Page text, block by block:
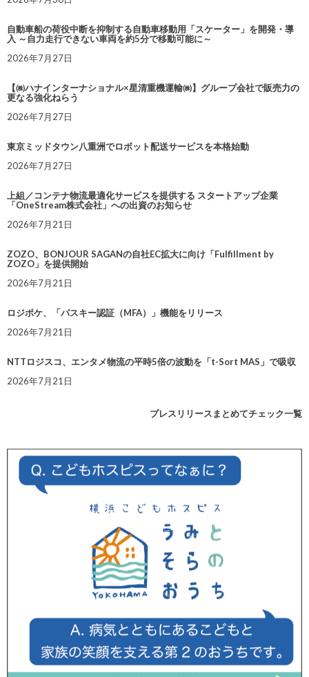
自動車船の荷役中断を抑制する自動車移動用「スケーター」を開発・導
入 ～自力走行できない車両を約5分で移動可能に～
2026年7月27日
【㈱ハナインターナショナル×星清重機運輸㈱】グループ会社で販売力の
更なる強化ねらう
2026年7月27日
東京ミッドタウン八重洲でロボット配送サービスを本格始動
2026年7月27日
上組／コンテナ物流最適化サービスを提供する スタートアップ企業
「OneStream株式会社」への出資のお知らせ
2026年7月21日
ZOZO、BONJOUR SAGANの自社EC拡大に向け「Fulfillment by
ZOZO」を提供開始
2026年7月21日
ロジポケ、「パスキー認証（MFA）」機能をリリース
2026年7月21日
NTTロジスコ、エンタメ物流の平時5倍の波動を「t-Sort MAS」で吸収
2026年7月21日
プレスリリースまとめてチェック一覧